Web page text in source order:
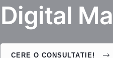
Digital
CERE O CONSULTAȚIE!